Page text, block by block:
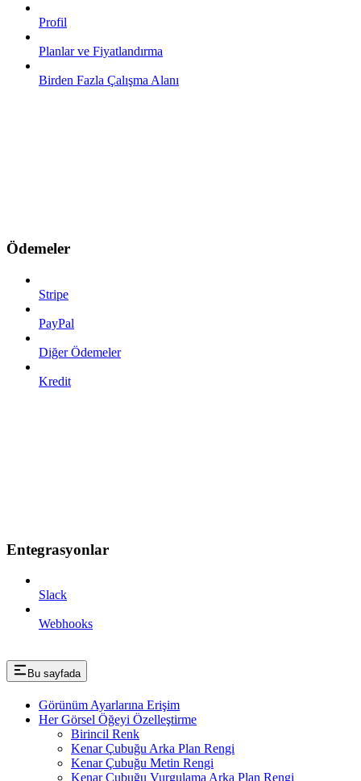
Profil
Planlar ve Fiyatlandırma
Birden Fazla Çalışma Alanı
Ödemeler
Stripe
PayPal
Diğer Ödemeler
Kredit
Entegrasyonlar
Slack
Webhooks
Bu sayfada
Görünüm Ayarlarına Erişim
Her Görsel Öğeyi Özelleştirme
Birincil Renk
Kenar Çubuğu Arka Plan Rengi
Kenar Çubuğu Metin Rengi
Kenar Çubuğu Vurgulama Arka Plan Rengi